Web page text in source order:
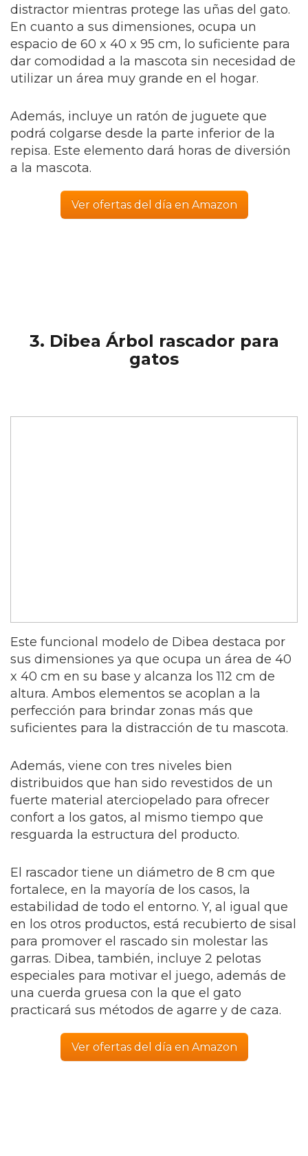
distractor mientras protege las uñas del gato.
En cuanto a sus dimensiones, ocupa un
espacio de 60 x 40 x 95 cm, lo suficiente para
dar comodidad a la mascota sin necesidad de
utilizar un área muy grande en el hogar.
Además, incluye un ratón de juguete que
podrá colgarse desde la parte inferior de la
repisa. Este elemento dará horas de diversión
a la mascota.
Ver ofertas del día en Amazon
3. Dibea Árbol rascador para
gatos
Este funcional modelo de Dibea destaca por
sus dimensiones ya que ocupa un área de 40
x 40 cm en su base y alcanza los 112 cm de
altura. Ambos elementos se acoplan a la
perfección para brindar zonas más que
suficientes para la distracción de tu mascota.
Además, viene con tres niveles bien
distribuidos que han sido revestidos de un
fuerte material aterciopelado para ofrecer
confort a los gatos, al mismo tiempo que
resguarda la estructura del producto.
El rascador tiene un diámetro de 8 cm que
fortalece, en la mayoría de los casos, la
estabilidad de todo el entorno. Y, al igual que
en los otros productos, está recubierto de sisal
para promover el rascado sin molestar las
garras. Dibea, también, incluye 2 pelotas
especiales para motivar el juego, además de
una cuerda gruesa con la que el gato
practicará sus métodos de agarre y de caza.
Ver ofertas del día en Amazon